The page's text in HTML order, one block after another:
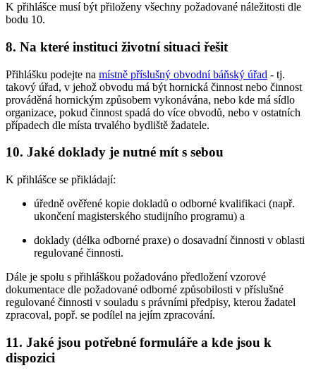
K přihlášce musí být přiloženy všechny požadované náležitosti dle
bodu 10.
8. Na které instituci životní situaci řešit
Přihlášku podejte na místně příslušný obvodní báňský úřad - tj.
takový úřad, v jehož obvodu má být hornická činnost nebo činnost
prováděná hornickým způsobem vykonávána, nebo kde má sídlo
organizace, pokud činnost spadá do více obvodů, nebo v ostatních
případech dle místa trvalého bydliště žadatele.
10. Jaké doklady je nutné mít s sebou
K přihlášce se přikládají:
úředně ověřené kopie dokladů o odborné kvalifikaci (např.
ukončení magisterského studijního programu) a
doklady (délka odborné praxe) o dosavadní činnosti v oblasti
regulované činnosti.
Dále je spolu s přihláškou požadováno předložení vzorové
dokumentace dle požadované odborné způsobilosti v příslušné
regulované činnosti v souladu s právními předpisy, kterou žadatel
zpracoval, popř. se podílel na jejím zpracování.
11. Jaké jsou potřebné formuláře a kde jsou k
dispozici